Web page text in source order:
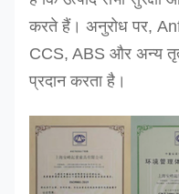
करते हैं। अनुरोध पर,
CCS, ABS और अन्य
प्रदान करता है।